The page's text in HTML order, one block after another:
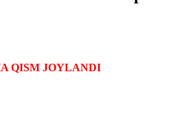
QISM JOYLANDI